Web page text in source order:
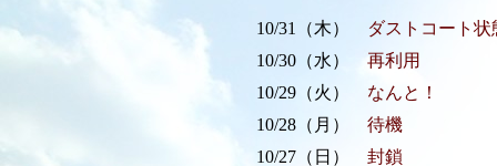
10/31（木）
ダストコート状
10/30（水）
再利用
10/29（火）
なんと！
10/28（月）
待機
10/27（日）
封鎖